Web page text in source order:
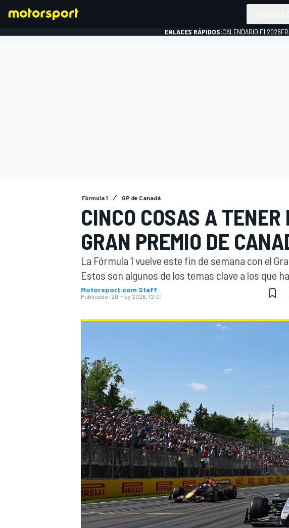
INDYCAR
MOTOGP
ENLACES RÁPIDOS:CALENDARIO F1 2026
Fórmula 1 GP de Canadá
CINCO COSAS A
GRAN PREMIO DE
La Fórmula 1 vuelve este fin de semana con el
Estos son algunos de los temas clave a los que
Motorsport.com Staff
Publicado: 20 may 2026, 12:01